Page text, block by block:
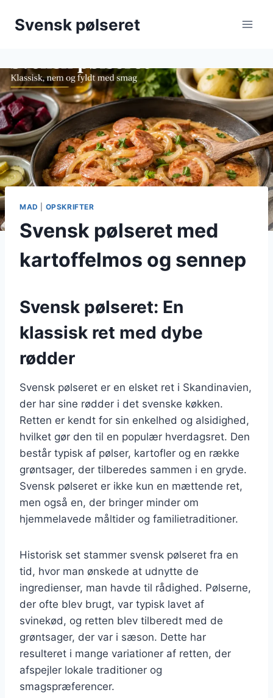
Svensk pølseret
MAD OPSKRIFTER
Svensk pølseret med
kartoffelmos og sennep
Svensk pølseret: En
klassisk ret med dybe
rødder
Svensk pølseret er en elsket ret i Skandinavien,
der har sine rødder i det svenske køkken.
Retten er kendt for sin enkelhed og alsidighed,
hvilket gør den til en populær hverdagsret. Den
består typisk af pølser, kartofler og en række
grøntsager, der tilberedes sammen i en gryde.
Svensk pølseret er ikke kun en mættende ret,
men også en, der bringer minder om
hjemmelavede måltider og familietraditioner.
Historisk set stammer svensk pølseret fra en
tid, hvor man ønskede at udnytte de
ingredienser, man havde til rådighed. Pølserne,
der ofte blev brugt, var typisk lavet af
svinekød, og retten blev tilberedt med de
grøntsager, der var i sæson. Dette har
resulteret i mange variationer af retten, der
afspejler lokale traditioner og
smagspræferencer.